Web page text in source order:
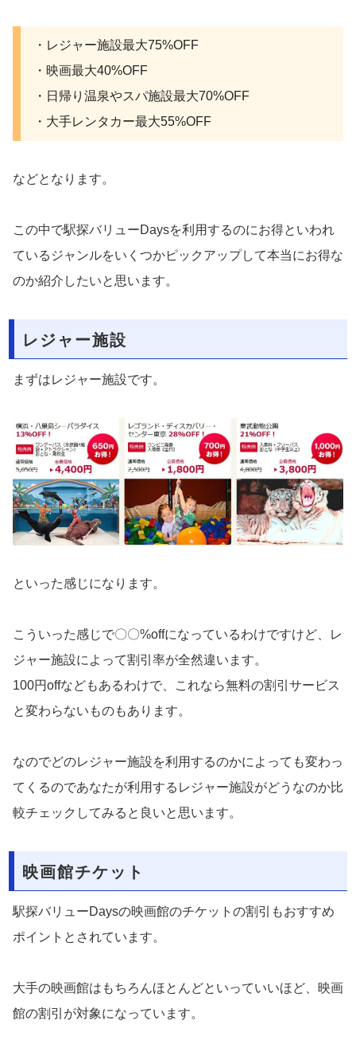
・レジャー施設最大75%OFF
・映画最大40%OFF
・日帰り温泉やスパ施設最大70%OFF
・大手レンタカー最大55%OFF
などとなります。
この中で駅探バリューDaysを利用するのにお得といわれ
ているジャンルをいくつかピックアップして本当にお得な
のか紹介したいと思います。
レジャー施設
まずはレジャー施設です。
といった感じになります。
こういった感じで〇〇%offになっているわけですけど、レ
ジャー施設によって割引率が全然違います。
100円offなどもあるわけで、これなら無料の割引サービス
と変わらないものもあります。
なのでどのレジャー施設を利用するのかによっても変わっ
てくるのであなたが利用するレジャー施設がどうなのか比
較チェックしてみると良いと思います。
映画館チケット
駅探バリューDaysの映画館のチケットの割引もおすすめ
ポイントとされています。
大手の映画館はもちろんほとんどといっていいほど、映画
館の割引が対象になっています。